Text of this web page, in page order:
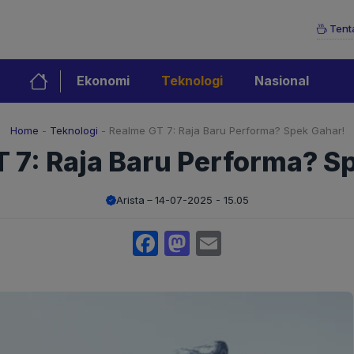
Ekonomi Teknologi Nasional
Home - Teknologi - Realme GT 7: Raja Baru Performa? Spek Gahar!
7: Raja Baru Performa?
Arista 14-07-2025 - 15.05
Facebook
Mastodon